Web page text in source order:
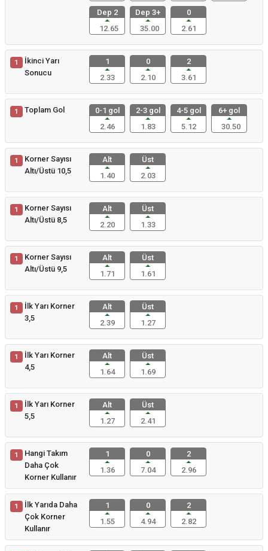
Dep 2
12.65
Dep 3+
35.00
0
2.61
1
İkinci Yarı
Sonucu
1
2.33
0
2.10
2
3.61
1 Toplam Gol
0-1 gol
2.46
2-3 gol
1.83
4-5 gol
5.12
6+ gol
30.50
1
Korner Sayısı
Altı/Üstü 10,5
Alt
1.40
Üst
2.03
1
Korner Sayısı
Altı/Üstü 8,5
Alt
2.20
Üst
1.33
1
Korner Sayısı
Altı/Üstü 9,5
Alt
1.71
Üst
1.61
1
İlk Yarı Korner
3,5
Alt
2.39
Üst
1.27
1
İlk Yarı Korner
4,5
Alt
1.64
Üst
1.69
1
İlk Yarı Korner
5,5
Alt
1.27
Üst
2.41
1
Hangi Takım
Daha Çok
Korner Kullanır
1
1.36
0
7.04
2
2.96
1
İlk Yarıda Daha
Çok Korner
Kullanır
1
1.55
0
4.94
2
2.82